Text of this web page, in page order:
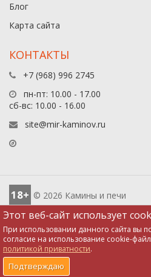
Блог
Карта сайта
КОНТАКТЫ
+7 (968) 996 2745
пн-пт: 10.00 - 17.00
сб-вс: 10.00 - 16.00
site@mir-kaminov.ru
Этот веб-сайт использует
При использовании данного сайта вы
согласие на использование cookie-
политикой приватности.
Подтверждаю
18+ © 2026 Камины и печи